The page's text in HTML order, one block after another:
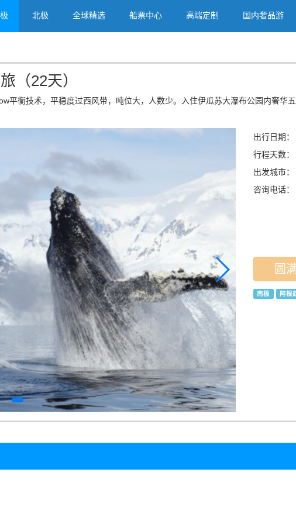
北极 全球精选 船票中心 高端定制 国内奢品游
（22天）
平衡技术，平稳度过西风带，吨位大，人数少。入住伊瓜苏大瀑布公园内奢华
出行日期：
行程天数：
出发城市：
咨询电话：
圆
南极 阿根